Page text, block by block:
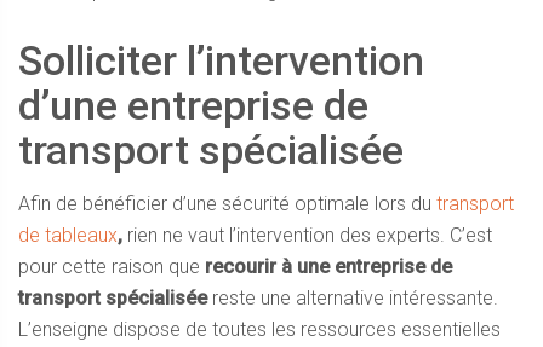
Solliciter l’intervention
d’une entreprise de
transport spécialisée
Afin de bénéficier d’une sécurité optimale lors du transport
de tableaux, rien ne vaut l’intervention des experts. C’est
pour cette raison que recourir à une entreprise de
transport spécialiséereste une alternative intéressante.
L’enseigne dispose de toutes les ressources essentielles